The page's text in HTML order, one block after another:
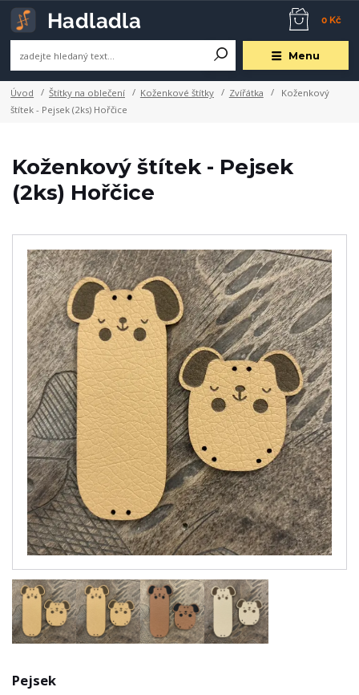
Menu
0 Kč
Úvod Štítky na oblečení Koženkové štítky Zvířátka
Koženkový
štítek - Pejsek (2ks) Hořčice
Koženkový štítek - Pejsek
(2ks) Hořčice
Pejsek